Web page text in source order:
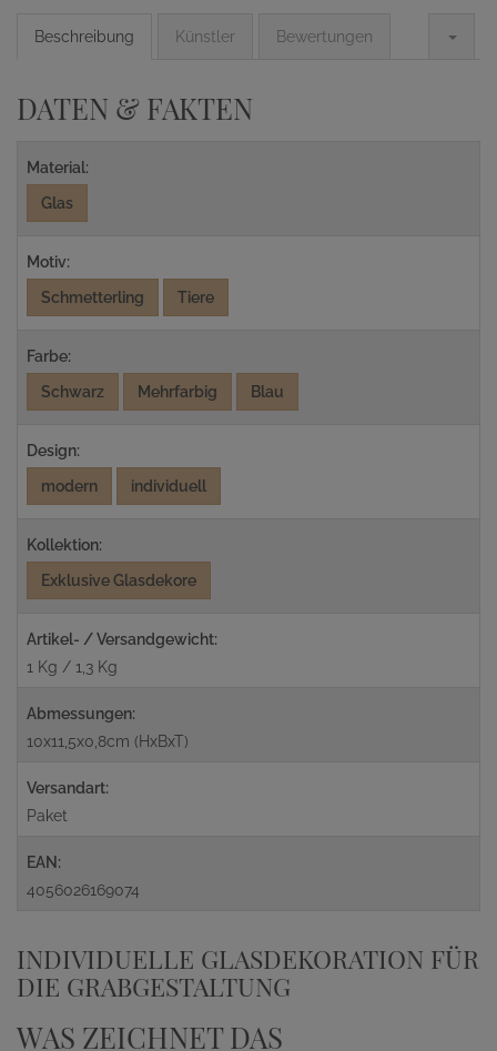
Beschreibung Künstler Bewertungen
DATEN & FAKTEN
Material:
Glas
Motiv:
Schmetterling
Tiere
Farbe:
Schwarz
Mehrfarbig Blau
Design:
modern
individuell
Kollektion:
Exklusive Glasdekore
Artikel- / Versandgewicht:
1 Kg / 1,3 Kg
Abmessungen:
10x11,5x0,8cm (HxBxT)
Versandart:
Paket
EAN:
4056026169074
INDIVIDUELLE GLASDEKORATION FÜR
DIE GRABGESTALTUNG
WAS ZEICHNET DAS